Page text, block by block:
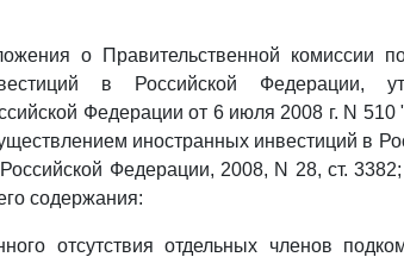
о Правительственной комиссии
в Российской Федерации,
Федерации от 6 июля 2008 г. N
иностранных инвестиций в
Российской Федерации, 2008, N 28, ст.
содержания:
отсутствия отдельных членов